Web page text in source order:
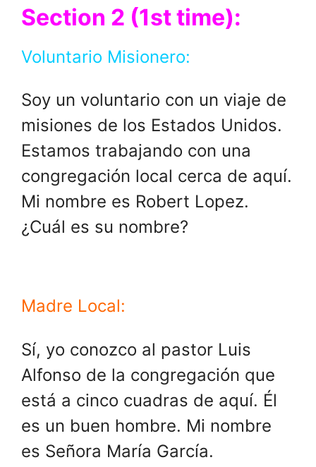
Section 2 (1st time):
Voluntario Misionero:
Soy un voluntario con un viaje de
misiones de los Estados Unidos.
Estamos trabajando con una
congregación local cerca de aquí.
Mi nombre es Robert Lopez.
¿Cuál es su nombre?
Madre Local:
Sí, yo conozco al pastor Luis
Alfonso de la congregación que
está a cinco cuadras de aquí. Él
es un buen hombre. Mi nombre
es Señora María García.